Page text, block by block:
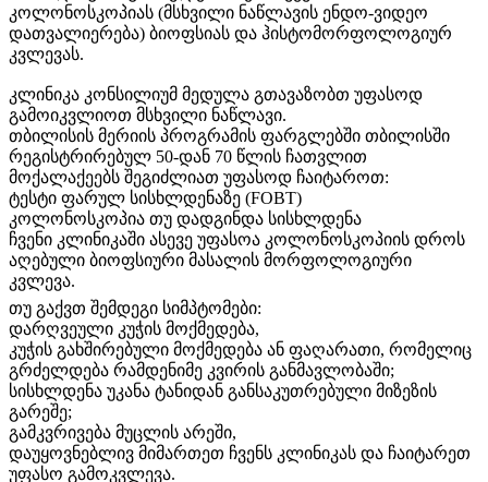
კოლონოსკოპიას (მსხვილი ნაწლავის ენდო-ვიდეო
დათვალიერება) ბიოფსიას და ჰისტომორფოლოგიურ
კვლევას.
კლინიკა კონსილიუმ მედულა გთავაზობთ უფასოდ
გამოიკვლიოთ მსხვილი ნაწლავი.
თბილისის მერიის პროგრამის ფარგლებში თბილისში
რეგისტრირებულ 50-დან 70 წლის ჩათვლით
მოქალაქეებს შეგიძლიათ უფასოდ ჩაიტაროთ:
ტესტი ფარულ სისხლდენაზე (FOBT)
კოლონოსკოპია თუ დადგინდა სისხლდენა
ჩვენი კლინიკაში ასევე უფასოა კოლონოსკოპიის დროს
აღებული ბიოფსიური მასალის მორფოლოგიური
კვლევა.
თუ გაქვთ შემდეგი სიმპტომები:
დარღვეული კუჭის მოქმედება,
კუჭის გახშირებული მოქმედება ან ფაღარათი, რომელიც
გრძელდება რამდენიმე კვირის განმავლობაში;
სისხლდენა უკანა ტანიდან განსაკუთრებული მიზეზის
გარეშე;
გამკვრივება მუცლის არეში,
დაუყოვნებლივ მიმართეთ ჩვენს კლინიკას და ჩაიტარეთ
უფასო გამოკვლევა.